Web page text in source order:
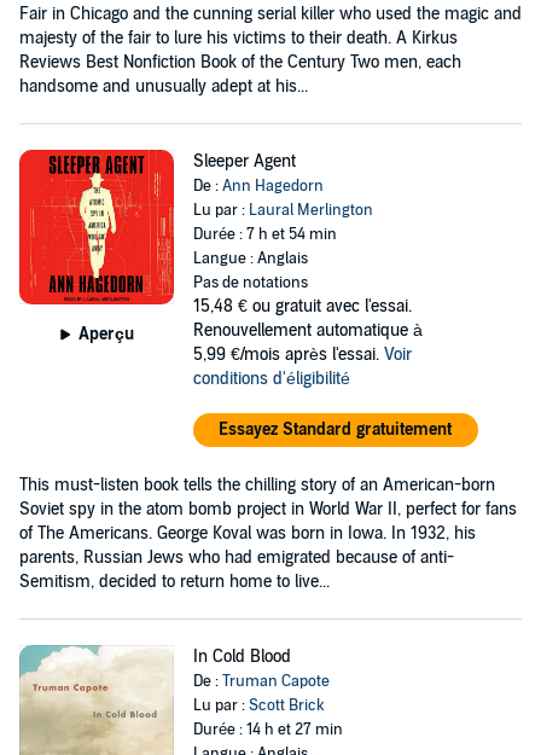
Fair in Chicago and the cunning serial killer who used the magic and
majesty of the fair to lure his victims to their death. A Kirkus
Reviews Best Nonfiction Book of the Century Two men, each
handsome and unusually adept at his...
Aperçu
Sleeper Agent
De :Ann Hagedorn
Lu par : Laural Merlington
Durée : 7 h et 54 min
Langue : Anglais
Pas de notations
15,48 € ou gratuit avec l'essai.
Renouvellement automatique à
5,99 €/mois après l'essai. Voir
conditions d'éligibilité
Essayez Standard gratuitement
This must-listen book tells the chilling story of an American-born
Soviet spy in the atom bomb project in World War II, perfect for fans
of The Americans. George Koval was born in Iowa. In 1932, his
parents, Russian Jews who had emigrated because of anti-
Semitism, decided to return home to live...
In Cold Blood
De :Truman Capote
Lu par :Scott Brick
Durée : 14 h et 27 min